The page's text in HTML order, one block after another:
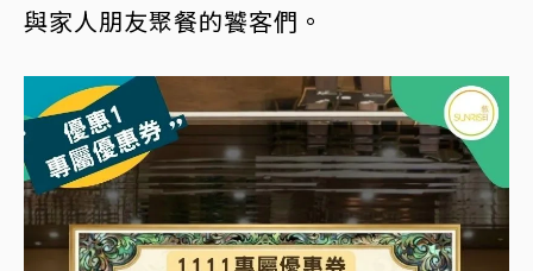
與家人朋友聚餐的饕客們。